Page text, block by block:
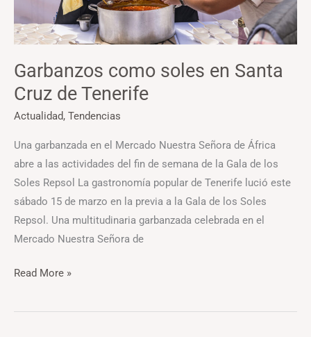
Garbanzos como soles en Santa
Cruz de Tenerife
Actualidad, Tendencias
Una garbanzada en el Mercado Nuestra Señora de África
abre a las actividades del fin de semana de la Gala de los
Soles Repsol La gastronomía popular de Tenerife lució este
sábado 15 de marzo en la previa a la Gala de los Soles
Repsol. Una multitudinaria garbanzada celebrada en el
Mercado Nuestra Señora de
Read More »